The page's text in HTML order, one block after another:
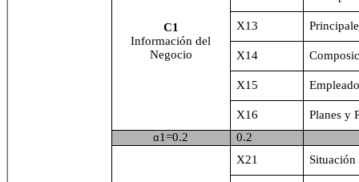
C1
Información del
Negocio
X13
X14
X15
X16 Planes y
α1=0.2 0.2
X21